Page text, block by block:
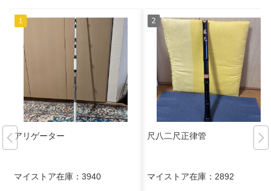
アリゲーター
マイストア在庫： 3940
尺八二尺正律管
マイストア在庫： 2892